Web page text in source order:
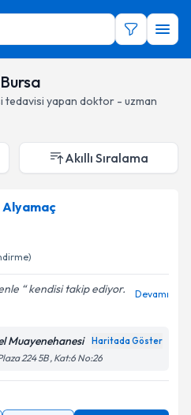
tedavisi yapan doktor - uzman
Akıllı Sıralama
Alyamaç
“ kendisi takip ediyor.
Devamı
Muayenehanesi Haritada Göster
224 5B , Kat:6 No:26